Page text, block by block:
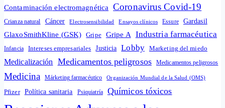
Contaminación electromagnética Coronavirus Covid-19
Crianza natural Cáncer Electrosensibilidad Ensayos clínicos Essure Gardasil
GlaxoSmithKline (GSK) Gripe Gripe A Industria farmacéutica
Infancia Intereses empresariales Justicia Lobby Marketing del miedo
Medicalización Medicamentos peligrosos Medicamentos peligrosos
Medicina Márketing farmacéutico Organización Mundial de la Salud (OMS)
Pfizer Política sanitaria Psiquiatría Químicos tóxicos